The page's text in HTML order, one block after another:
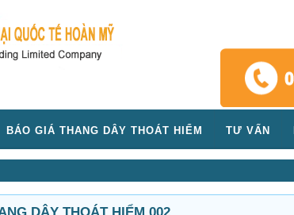
BÁO GIÁ THANG DÂY THOÁT HIỂM TƯ VẤN